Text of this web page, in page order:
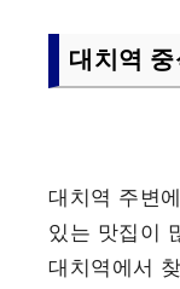
대치역
대치역 주변
있는 맛집이
대치역에서